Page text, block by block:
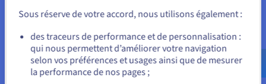
Gérez votre présence en ligne
Trouvez et réservez vos noms de domaine
Allez sur le site États-Unis
us.ovhcloud.com/
Anglais USD - $
ou
Sous réserve de votre accord, nous utilisons également :
des traceurs de performance et de personnalisation :
qui nous permettent d’améliorer votre navigation
selon vos préférences et usages ainsi que de mesurer
la performance de nos pages ;